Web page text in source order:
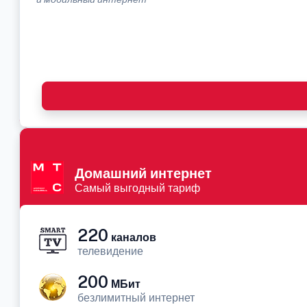
Домашний интернет
Самый выгодный тариф
220 каналов
телевидение
200 МБит
безлимитный интернет